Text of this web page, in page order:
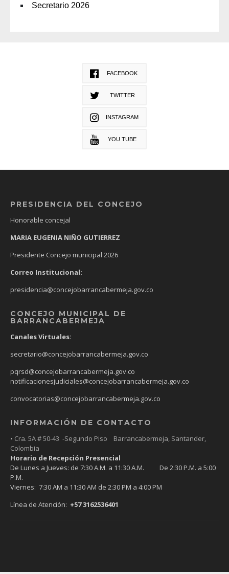
Secretario 2026
FACEBOOK
TWITTER
INSTAGRAM
YOU TUBE
PRESIDENCIA DEL CONCEJO
Honorable concejal
MARIA EUGENIA NIÑO GUTIERREZ
Presidente Concejo municipal 2026
Correo Institucional:
presidencia@concejobarrancabermeja.gov.co
CONCEJO MUNICIPAL DE
BARRANCABERMEJA
Canales Virtuales:
secretario@concejobarrancabermeja.gov.co
pqrsd@concejobarrancabermeja.gov.co
notificacionesjudiciales@concejobarrancabermeja.gov.co
convocatorias@concejobarrancabermeja.gov.co
INFORMACIÓN DE CONTACTO
• Cra. 5A # 50-43 -Segundo Piso Barrancabermeja, Santander,
Colombia
Horario de Recepción Presencial
De Lunes a Jueves: de 7:30 A.M. a 11:30 A.M. De 2:30 P.M. a 5:00
P.M.
Viernes: 7:30 AM a 11:30 AM de 2:30 PM a 4:00 PM
Línea de Atención: +57 3162536401